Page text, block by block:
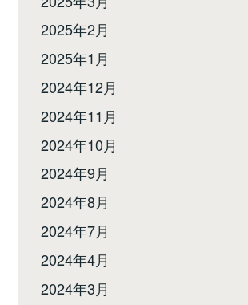
2025年2月
2025年1月
2024年12月
2024年11月
2024年10月
2024年9月
2024年8月
2024年7月
2024年4月
2024年3月